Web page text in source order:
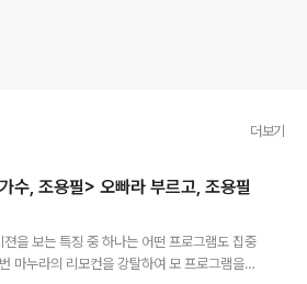
더보기
수, 조용필> 오빠라 부르고, 조용필
을 보는 특징 중 하나는 어떤 프로그램도 집중
마누라의 리모컨을 강탈하여 모 프로그램을